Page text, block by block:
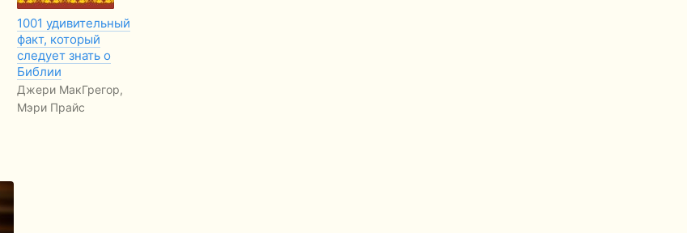
1001 удивительный
факт, который
следует знать о
Библии
Джери МакГрегор,
Мэри Прайс